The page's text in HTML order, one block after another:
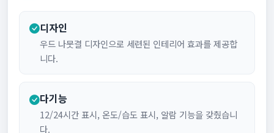
디자인
우드 나뭇결 디자인으로 세련된 인테리어 효과를 제공합
니다.
다기능
12/24시간 표시, 온도/습도 표시, 알람 기능을 갖췄습니
다.